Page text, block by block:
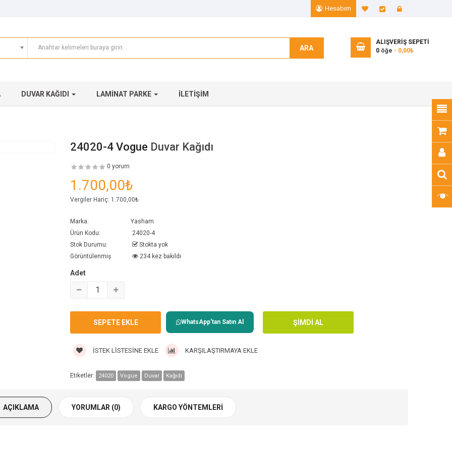
Hesabım A. Listem (0)
Ödeme
ARA
ALIŞVERIŞ SEPETI
0 öğe - 0,00₺
DUVAR KAĞIDI LAMINAT PARKE İLETIŞIM
24020-4 Vogue Duvar Kağıdı
0 yorum
1.700,00₺
Vergiler Hariç: 1.700,00₺
Marka:
Yasham
Ürün Kodu:
24020-4
Stok Durumu:
Stokta yok
Görüntülenmiş
234 kez bakıldı
Adet
WhatsApp'tan Satın Al
İSTEK LISTESINE EKLE KARŞILAŞTIRMAYA EKLE
Etiketler: 24020 Vogue Duvar Kağıdı
AÇIKLAMA YORUMLAR (0) KARGO YÖNTEMLERI